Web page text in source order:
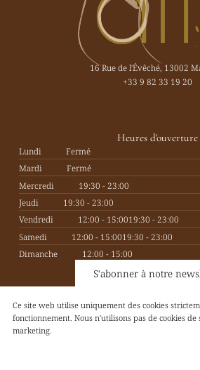
16 Rue de l'Évêché, 13002
+33 9 82 33 19 20
Heures d'ouverture
Lundi
Fermé
Mardi
Fermé
Mercredi
19:30 - 23:00
Jeudi
19:30 - 23:00
Vendredi
12:00 - 15:0019:30 - 23:00
Samedi
12:00 - 15:0019:30 - 23:00
Dimanche
12:00 - 15:00
S'abonner à notre
Ce site web utilise uniquement des cookies
fonctionnement. Nous n'utilisons pas de cookies de
marketing.